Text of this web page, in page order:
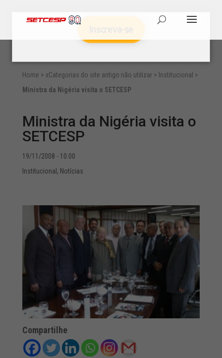
Home > xCategorias do site antigo não utilizar> Institucional >
Ministra da Nigéria visita o SETCESP
Ministra da Nigéria visita o
SETCESP
19/11/2008 - 10:00
Institucional , Notícias
Compartilhe